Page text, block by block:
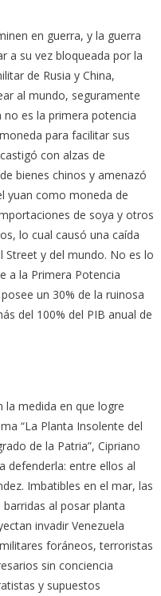
en guerra, y la guerra
a su vez bloqueada por la
de Rusia y China,
al mundo, seguramente
es la primera potencia
para facilitar sus
con alzas de
bienes chinos y amenazó
yuan como moneda de
de soya y otros
lo cual causó una caída
Street y del mundo. No es lo
a la Primera Potencia
un 30% de la ruinosa
del 100% del PIB anual de
medida en que logre
“La Planta Insolente del
de la Patria”, Cipriano
defenderla: entre ellos al
Imbatibles en el mar, las
al posar planta
invadir Venezuela
foráneos, terroristas
sin conciencia
y supuestos